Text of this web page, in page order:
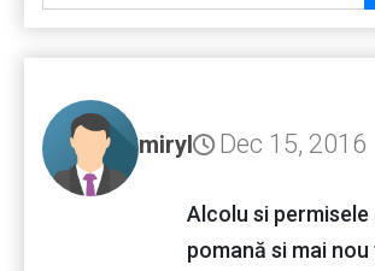
miryl Dec 15, 2016
Alcolu si permisele
pomană si mai